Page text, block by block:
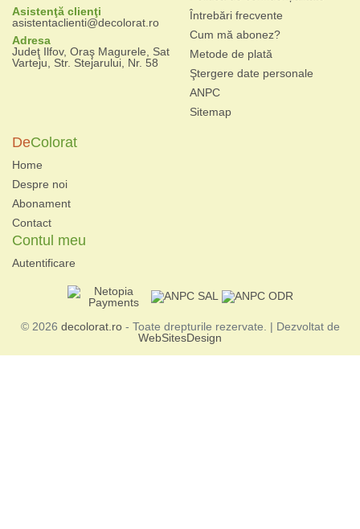
Asistenţă clienţi
asistentaclienti@decolorat.ro
Adresa
Judeţ Ilfov, Oraş Magurele, Sat
Varteju, Str. Stejarului, Nr. 58
Întrebări frecvente
Cum mă abonez?
Metode de plată
Ştergere date personale
ANPC
Sitemap
DeColorat
Home
Despre noi
Abonament
Contact
Contul meu
Autentificare
© 2026 decolorat.ro- Toate drepturile rezervate. | Dezvoltat de
WebSitesDesign